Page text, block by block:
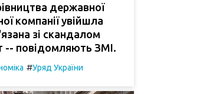
державної
компанії увійшла
зі скандалом
-- повідомляють ЗМІ.
#Уряд України